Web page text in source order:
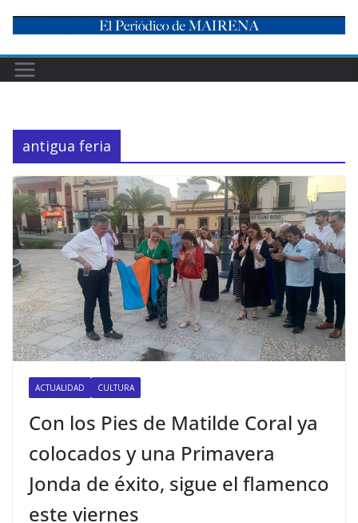
content
antigua feria
ACTUALIDAD CULTURA
Con los Pies de Matilde Coral ya
colocados y una Primavera
Jonda de éxito, sigue el flamenco
este viernes